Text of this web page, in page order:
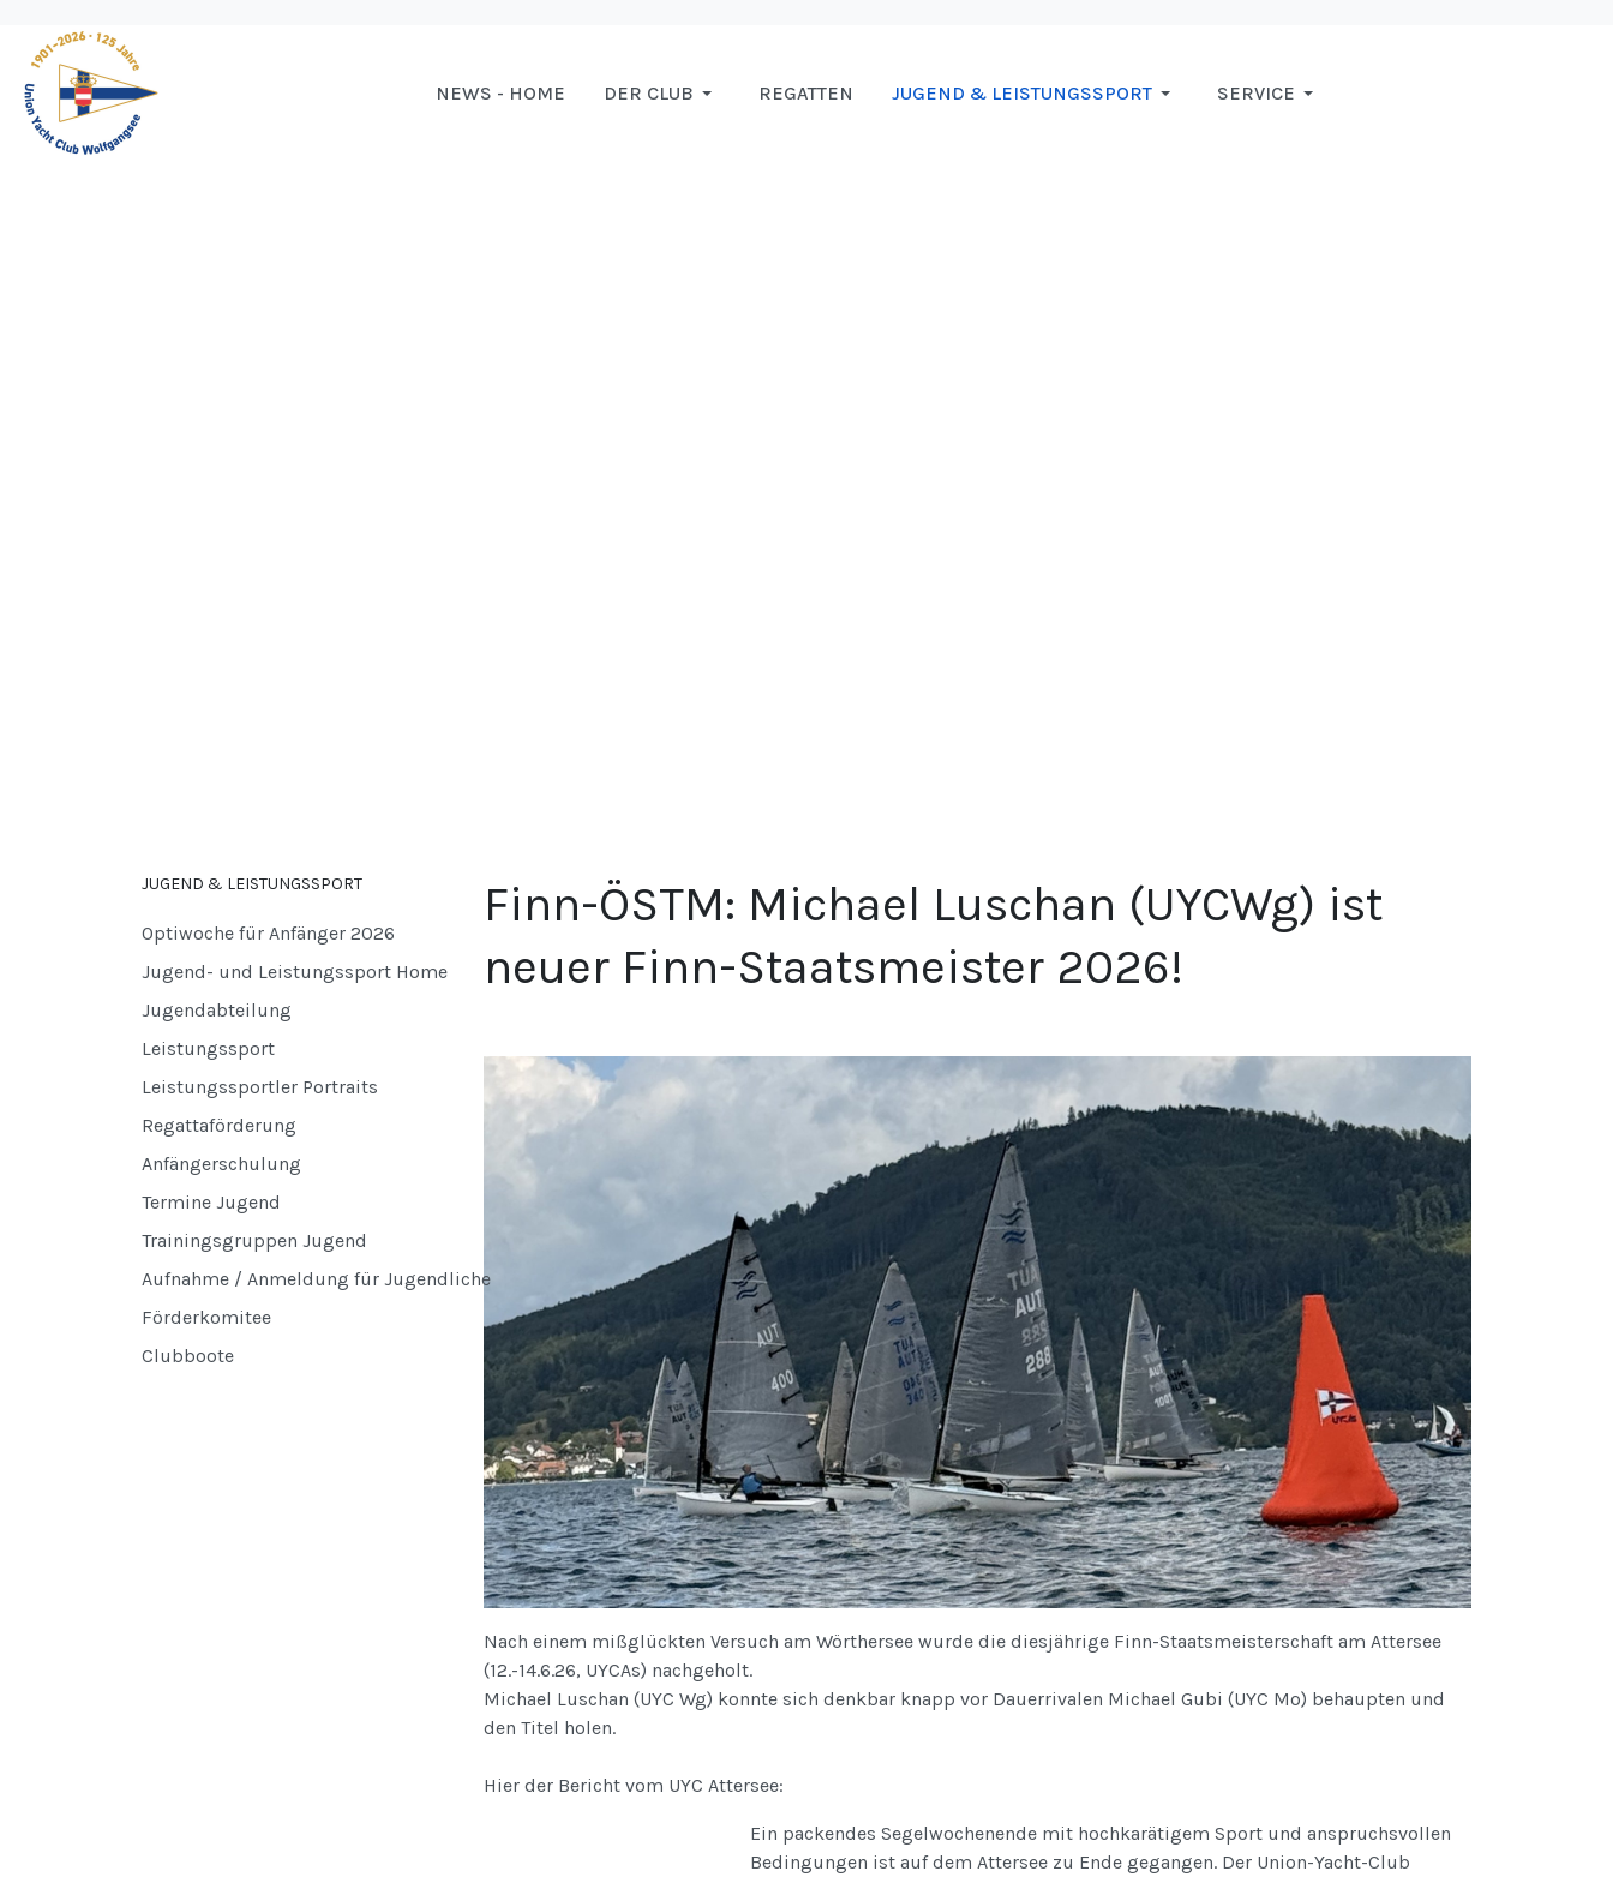
NEWS - HOME DER CLUB REGATTEN JUGEND & LEISTUNGSSPORT SERVICE
Finn-ÖSTM: Michael Luschan (UYCWg) ist
neuer Finn-Staatsmeister 2026!
Nach einem mißglückten Versuch am Wörthersee wurde die diesjährige Finn-Staatsmeisterschaft am Attersee
(12.-14.6.26, UYCAs) nachgeholt.
Michael Luschan (UYC Wg) konnte sich denkbar knapp vor Dauerrivalen Michael Gubi (UYC Mo) behaupten und
den Titel holen.
Hier der Bericht vom UYC Attersee:
Ein packendes Segelwochenende mit hochkarätigem Sport und anspruchsvollen
Bedingungen ist auf dem Attersee zu Ende gegangen. Der Union-Yacht-Club
JUGEND & LEISTUNGSSPORT
Optiwoche für Anfänger 2026
Jugend- und Leistungssport Home
Jugendabteilung
Leistungssport
Leistungssportler Portraits
Regattaförderung
Anfängerschulung
Termine Jugend
Trainingsgruppen Jugend
Aufnahme / Anmeldung für Jugendliche
Förderkomitee
Clubboote